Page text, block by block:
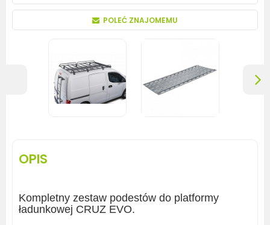
POLEĆ ZNAJOMEMU
OPIS
Kompletny zestaw podestów do platformy
ładunkowej CRUZ EVO.